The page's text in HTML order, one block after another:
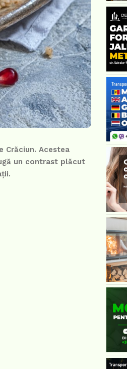
Crăciun. Acestea
un contrast plăcut